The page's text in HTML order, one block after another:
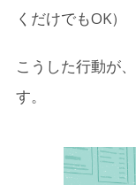
くだけでもOK）
こうした行動が、
す。